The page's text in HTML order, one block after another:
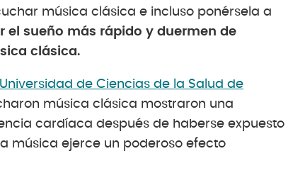
música clásica e incluso ponérsela a
el sueño más rápido y duermen de
clásica.
Universidad de Ciencias de la Salud de
música clásica mostraron una
cardíaca después de haberse expuesto
música ejerce un poderoso efecto